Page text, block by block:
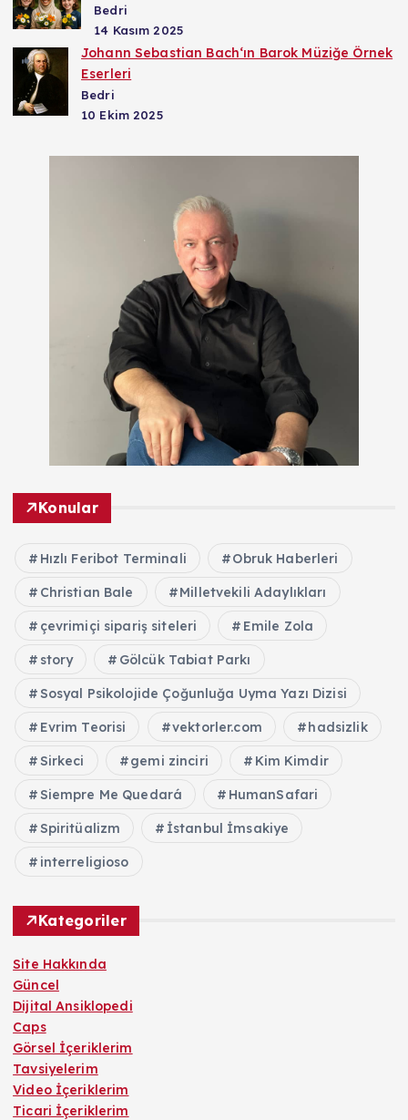
Bedri
14 Kasım 2025
Johann Sebastian Bach‘ın Barok Müziğe Örnek
Eserleri
Bedri
10 Ekim 2025
Konular
Hızlı Feribot Terminali Obruk Haberleri
Christian Bale Milletvekili Adaylıkları
çevrimiçi sipariş siteleri Emile Zola
story Gölcük Tabiat Parkı
Sosyal Psikolojide Çoğunluğa Uyma Yazı Dizisi
Evrim Teorisi vektorler.com hadsizlik
Sirkeci gemi zinciri Kim Kimdir
Siempre Me Quedará HumanSafari
Spiritüalizm İstanbul İmsakiye
interreligioso
Kategoriler
Site Hakkında
Güncel
Dijital Ansiklopedi
Caps
Görsel İçeriklerim
Tavsiyelerim
Video İçeriklerim
Ticari İçeriklerim